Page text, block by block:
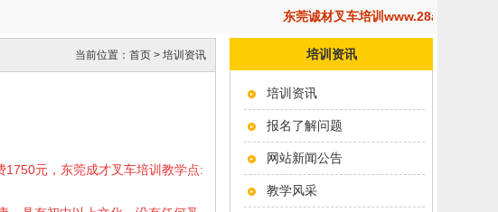
东莞诚材叉车培训www.28af.com,开
培训资讯
培训资讯
报名了解问题
网站新闻公告
教学风采
当前位置： 首页 > 培训资讯
1750元，东莞成才叉车培训教学点: